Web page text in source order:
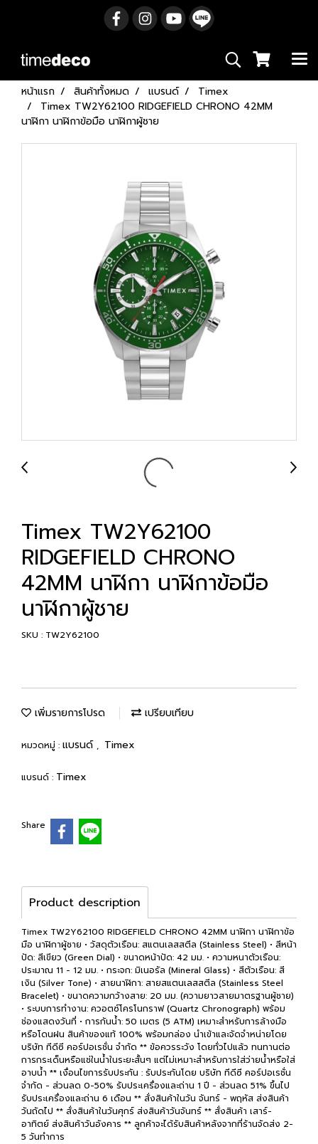
หน้าแรก สินค้าทั้งหมด แบรนด์
Timex
Timex TW2Y62100 RIDGEFIELD CHRONO 42MM
นาฬิกา นาฬิกาข้อมือ นาฬิกาผู้ชาย
Timex TW2Y62100
RIDGEFIELD CHRONO
42MM นาฬิกา นาฬิกาข้อมือ
นาฬิกาผู้ชาย
SKU : TW2Y62100
เพิ่มรายการโปรด เปรียบเทียบ
หมวดหมู่ : แบรนด์ , Timex
แบรนด์ : Timex
Share
Product description
Timex TW2Y62100 RIDGEFIELD CHRONO 42MM นาฬิกา นาฬิกาข้อ
มือ นาฬิกาผู้ชาย • วัสดุตัวเรือน: สแตนเลสสตีล (Stainless Steel) • สีหน้า
ปัด: สีเขียว (Green Dial) • ขนาดหน้าปัด: 42 มม. • ความหนาตัวเรือน:
ประมาณ 11 - 12 มม. • กระจก: มิเนอรัล (Mineral Glass) • สีตัวเรือน: สี
เงิน (Silver Tone) • สายนาฬิกา: สายสแตนเลสสตีล (Stainless Steel
Bracelet) • ขนาดความกว้างสาย: 20 มม. (ความยาวสายมาตรฐานผู้ชาย)
• ระบบการทำงาน: ควอตซ์โครโนกราฟ (Quartz Chronograph) พร้อม
ช่องแสดงวันที่ • การกันน้ำ: 50 เมตร (5 ATM) เหมาะสำหรับการล้างมือ
หรือโดนฝน สินค้าของแท้ 100% พร้อมกล่อง นำเข้าและจัดจำหน่ายโดย
บริษัท ทีดีซี คอร์ปอเรชั่น จำกัด ** ข้อควรระวัง โดยทั่วไปแล้ว ทนทานต่อ
การกระเด็นหรือแช่ในน้ำในระยะสั้นๆ แต่ไม่เหมาะสำหรับการใส่ว่ายน้ำหรือใส่
อาบน้ำ ** เงื่อนไขการรับประกัน : รับประกันโดย บริษัท ทีดีซี คอร์ปอเรชั่น
จำกัด - ส่วนลด 0-50% รับประเครื่องและถ่าน 1 ปี - ส่วนลด 51% ขึ้นไป
รับประเครื่องและถ่าน 6 เดือน ** สั่งสินค้าในวัน จันทร์ - พฤหัส ส่งสินค้า
วันถัดไป ** สั่งสินค้าในวันศุกร์ ส่งสินค้าวันจันทร์ ** สั่งสินค้า เสาร์-
อาทิตย์ ส่งสินค้าวันอังคาร ** ลูกค้าจะได้รับสินค้าหลังจากที่ร้านจัดส่ง 2-
5 วันทำการ